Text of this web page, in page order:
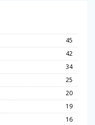
45
42
34
25
20
19
16